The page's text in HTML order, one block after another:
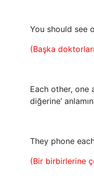
You should see
(Başka
Each other, one
diğerine’
They phone
(Bir birbirlerine